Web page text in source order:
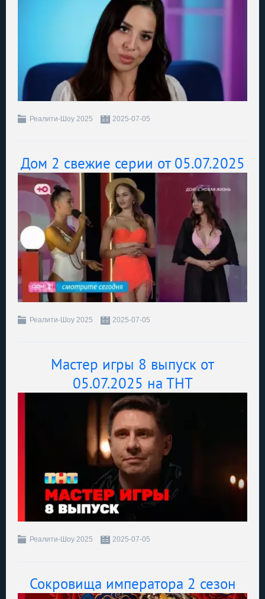
Реалити-Шоу 2025 2025-07-05
Дом 2 свежие серии от 05.07.2025
Реалити-Шоу 2025 2025-07-05
Мастер игры 8 выпуск от
05.07.2025 на ТНТ
Реалити-Шоу 2025 2025-07-05
Сокровища императора 2 сезон